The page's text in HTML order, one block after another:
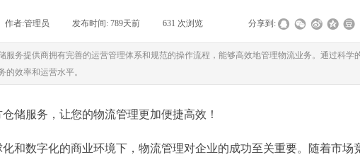
作者:管理员 发布时间: 789天前 631 次浏览 分享到:
服务提供商拥有完善的运营管理体系和规范的操作流程，能够高效地管理物流业务。通过科
的效率和运营水平。
储服务，让您的物流管理更加便捷高效！
和数字化的商业环境下，物流管理对企业的成功至关重要。随着市